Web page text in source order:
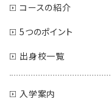
コースの紹介
5つのポイント
出身校一覧
入学案内